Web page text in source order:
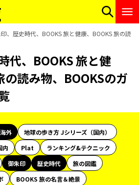
、歴史時代、BOOKS 旅と健康、BOOKS 旅の読
代、BOOKS 旅と健
の読み物、BOOKSのガ
外
地球の歩き方 Jシリーズ（国内）
内 Plat
ランキング&テクニック
御朱印 歴史時代
旅の図鑑
BOOKS 旅の名言＆絶景